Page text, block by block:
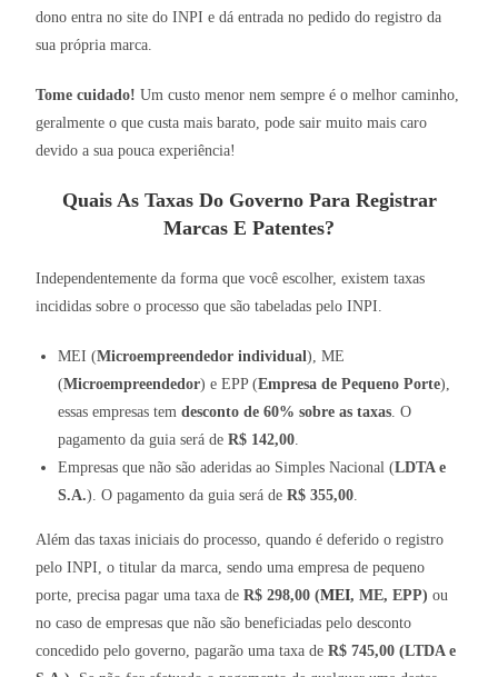
dono entra no site do INPI e dá entrada no pedido do registro da
sua própria marca.
Tome cuidado! Um custo menor nem sempre é o melhor caminho,
geralmente o que custa mais barato, pode sair muito mais caro
devido a sua pouca experiência!
Quais As Taxas Do Governo Para Registrar
Marcas E Patentes?
Independentemente da forma que você escolher, existem taxas
incididas sobre o processo que são tabeladas pelo INPI.
MEI (Microempreendedor individual), ME
(Microempreendedor) e EPP (Empresa de Pequeno Porte),
essas empresas temdesconto de 60% sobre as taxas. O
pagamento da guia será deR$ 142,00.
Empresas que não são aderidas ao Simples Nacional (LDTA e
S.A.). O pagamento da guia será deR$ 355,00.
Além das taxas iniciais do processo, quando é deferido o registro
pelo INPI, o titular da marca, sendo uma empresa de pequeno
porte, precisa pagar uma taxa deR$ 298,00 (MEI, ME, EPP) ou
no caso de empresas que não são beneficiadas pelo desconto
concedido pelo governo, pagarão uma taxa deR$ 745,00 (LTDA e